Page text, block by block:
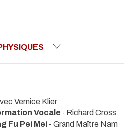
Vernice Klier
Vocale - Richard Cross
Fu Pei Mei - Grand Maître Nam